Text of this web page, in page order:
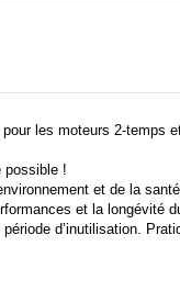
les moteurs 2-temps
possible !
et de la
et la longévité
d’inutilisation.